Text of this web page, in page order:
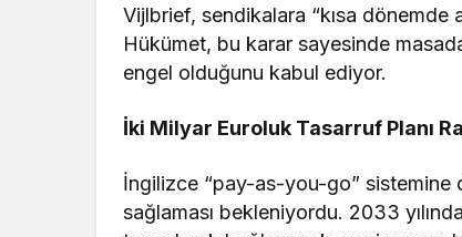
Vijlbrief, sendikalara “kısa
Hükümet, bu karar sayesinde
engel olduğunu kabul ediyor.
İki Milyar Euroluk Tasarruf Planı
İngilizce “pay-as-you-go” sistemine
sağlaması bekleniyordu. 2033